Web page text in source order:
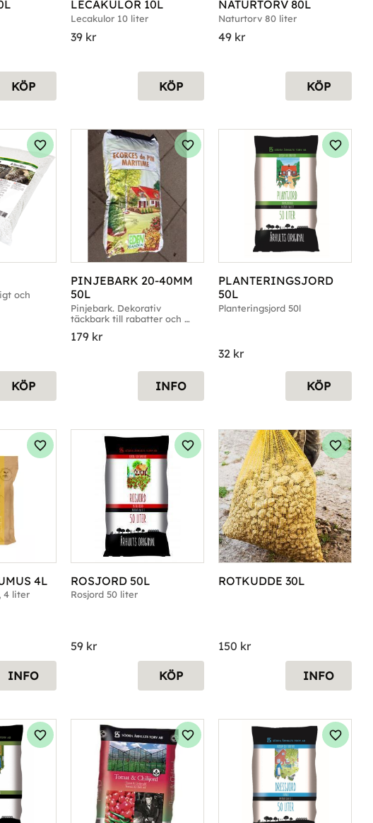
KÖP
LECAKULOR 10L
Lecakulor 10 liter
39 kr
KÖP
NATURTORV 80L
Naturtorv 80 liter
49 kr
KÖP
och
Lägg till i favoriter
KÖP
PINJEBARK 20-40MM
50L
Pinjebark. Dekorativ
täckbark till rabatter och
179 kr
Lägg till i favoriter
INFO
PLANTERINGSJORD
50L
Planteringsjord 50l
32 kr
Lägg
KÖP
4L
4 liter
Lägg till i favoriter
INFO
ROSJORD 50L
Rosjord 50 liter
59 kr
Lägg till i favoriter
KÖP
ROTKUDDE 30L
150 kr
Lägg
INFO
Lägg till i favoriter Lägg till i favoriter Lägg